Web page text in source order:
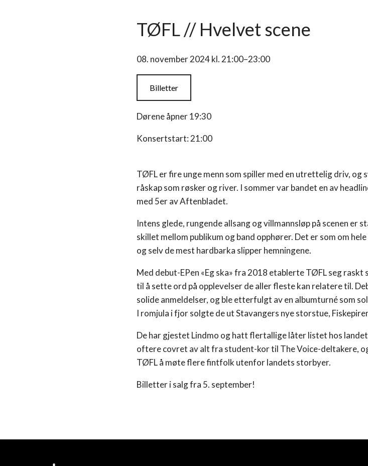
TØFL // Hvelvet scene
08. november 2024 kl. 21:00–23:00
Billetter
Dørene åpner 19:30
Konsertstart: 21:00
TØFL er fire unge menn som spiller med en utrettelig driv, og
råskap som røsker og river. I sommer var bandet en av
med 5er av Aftenbladet.
Intens glede, rungende allsang og villmannsløp på scenen er
skillet mellom publikum og band opphører. Det er som om
og selv de mest hardbarka slipper hemningene.
Med debut-EPen «Eg ska» fra 2018 etablerte TØFL seg raskt
til å sette ord på opplevelser de aller fleste kan relatere til.
solide anmeldelser, og ble etterfulgt av en albumturné som
I romjula i fjor solgte de ut Stavangers nye storstue,
De har gjestet Lindmo og hatt flertallige låter listet hos
oftere covret av alt fra student-kor til The Voice-deltakere,
TØFL å møte flere fintfolk utenfor landets storbyer.
Billetter i salg fra 5. september!